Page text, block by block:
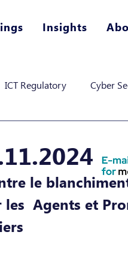
Insights
ICT Regulatory Cyber
le
Agents et